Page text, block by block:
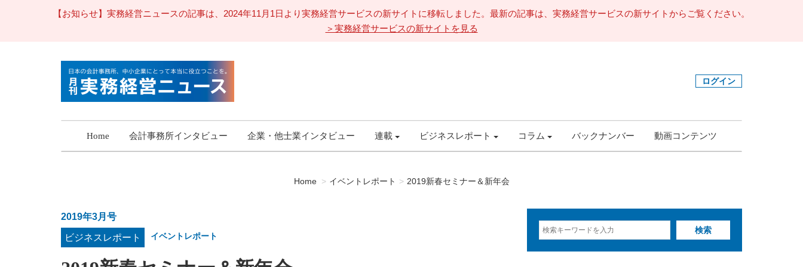
【お知らせ】実務経営ニュースの記事は、2024年11月1日より実務経営サービスの新サイトに移転しました。最新の記事は、実務経営サービスの新サイトからご覧ください。
＞実務経営サービスの新サイトを見る
ログイン
Home 会計事務所インタビュー 企業・他士業インタビュー 連載 ビジネスレポート コラム バックナンバー 動画コンテンツ
Home イベントレポート 2019新春セミナー＆新年会
2019年3月号
ビジネスレポート イベントレポート